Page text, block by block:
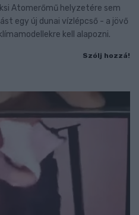
Atomerőmű helyzetére sem
egy új dunai vízlépcső - a jövő
kell alapozni.
Szólj hozzá!